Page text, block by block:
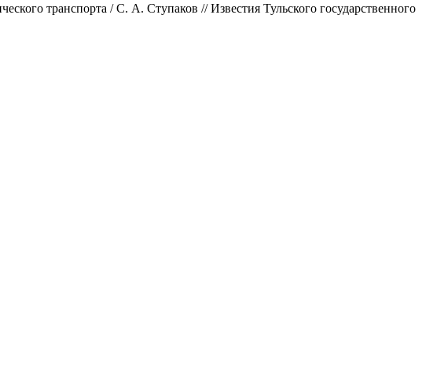
транспорта / С. А. Ступаков // Известия Тульского государственного